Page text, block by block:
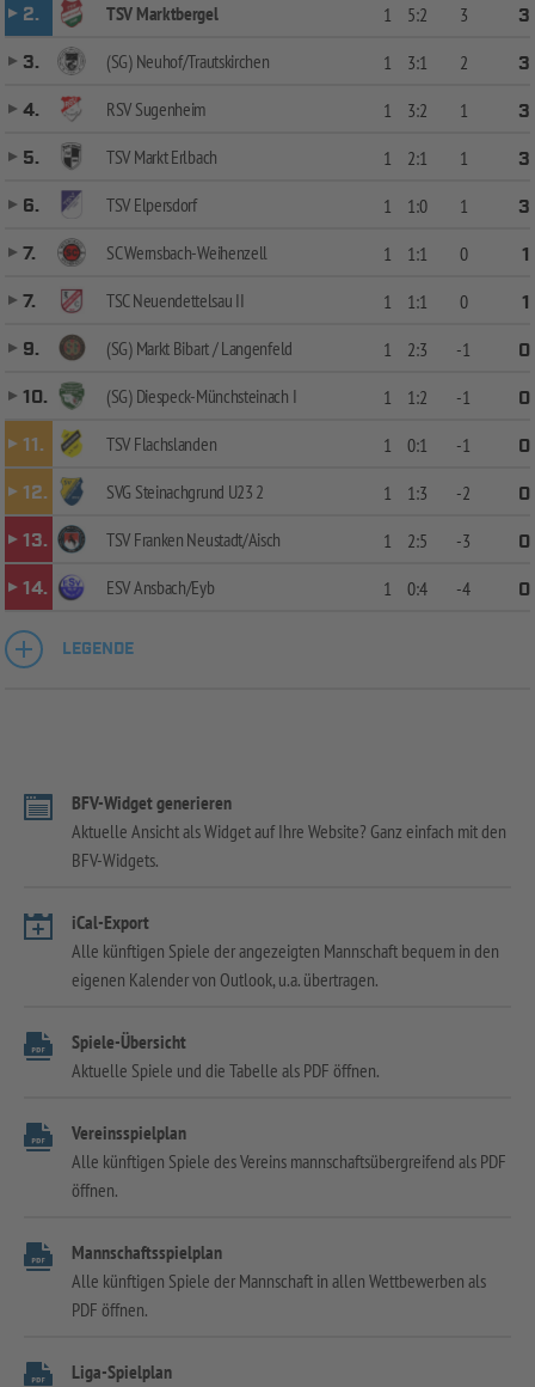
2.
TSV Marktbergel 1 5:2 3
3
3.
(SG) Neuhof/Trautskirchen 1 3:1 2
3
4.
RSV Sugenheim 1 3:2 1
3
5.
TSV Markt Erlbach 1 2:1 1
3
6.
TSV Elpersdorf 1 1:0 1
3
7.
SC Wernsbach-Weihenzell 1 1:1 0
1
7.
TSC Neuendettelsau II 1 1:1 0
1
9.
(SG) Markt Bibart / Langenfeld 1 2:3 -1
0
10.
(SG) Diespeck-Münchsteinach I 1 1:2 -1
0
11.
TSV Flachslanden 1 0:1 -1
0
12.
SVG Steinachgrund U23 2 1 1:3 -2
0
13.
TSV Franken Neustadt/Aisch 1 2:5 -3
0
14.
ESV Ansbach/Eyb 1 0:4 -4 0
LEGENDE
BFV-Widget generieren
Aktuelle Ansicht als Widget auf Ihre Website? Ganz einfach mit den
BFV-Widgets.
iCal-Export
Alle künftigen Spiele der angezeigten Mannschaft bequem in den
eigenen Kalender von Outlook, u.a. übertragen.
Spiele-Übersicht
Aktuelle Spiele und die Tabelle als PDF öffnen.
Vereinsspielplan
Alle künftigen Spiele des Vereins mannschaftsübergreifend als PDF
öffnen.
Mannschaftsspielplan
Alle künftigen Spiele der Mannschaft in allen Wettbewerben als
PDF öffnen.
Liga-Spielplan